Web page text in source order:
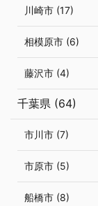
川崎市 (17)
相模原市 (6)
藤沢市 (4)
千葉県 (64)
市川市 (7)
市原市 (5)
船橋市 (8)